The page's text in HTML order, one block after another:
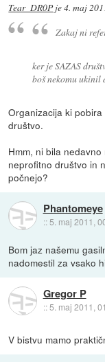
Tear_DR0P je4. maj
Zakaj ni
ker je SAZAS
boš nekomu ukinil
Organizacija ki
društvo.
Hmm, ni bila
neprofitno društvo in
počnejo?
Phantomeye
:: 5. maj 2011,
Bom jaz našemu
nadomestil za vsako
Gregor P
::5. maj 2011,
V bistvu mamo